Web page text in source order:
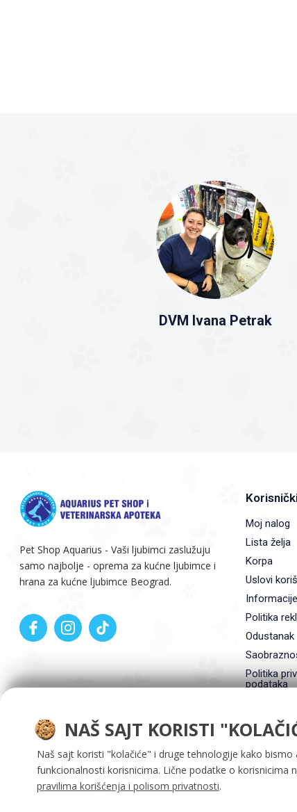
DVM Ivana Petrak
Pet Shop Aquarius - Vaši ljubimci zaslužuju
samo najbolje - oprema za kućne ljubimce i
hrana za kućne ljubimce Beograd.
Moj nalog
Lista želja
Korpa
Uslovi
Politika
Politika
podataka
NAŠ SAJT KORISTI
Naš sajt koristi "kolačiće" i druge tehnologije kako
funkcionalnosti korisnicima. Lične podatke o korisnicima
pravilima korišćenja i polisom privatnosti.